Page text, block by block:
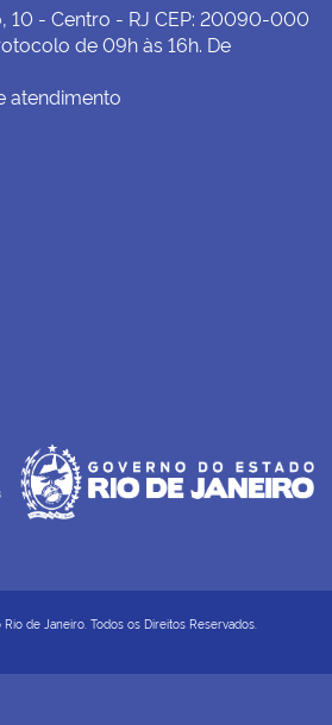
10 - Centro - RJ CEP: 20090-000
de 09h às 16h. De
atendimento
de Janeiro. Todos os Direitos Reservados.